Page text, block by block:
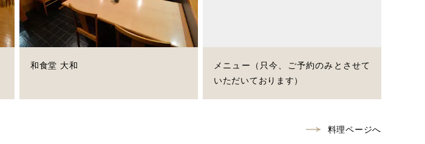
和食堂 大和
メニュー（只今、ご予約のみとさせて
いただいております）
料理ページへ